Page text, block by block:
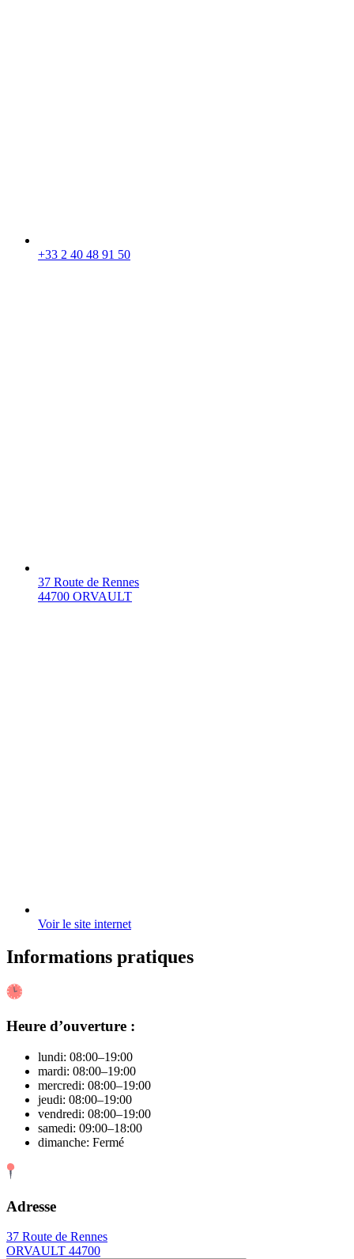
+33 2 40 48 91 50
37 Route de Rennes
44700 ORVAULT
Voir le site internet
Informations pratiques
Heure d’ouverture :
lundi: 08:00–19:00
mardi: 08:00–19:00
mercredi: 08:00–19:00
jeudi: 08:00–19:00
vendredi: 08:00–19:00
samedi: 09:00–18:00
dimanche: Fermé
Adresse
37 Route de Rennes
ORVAULT 44700